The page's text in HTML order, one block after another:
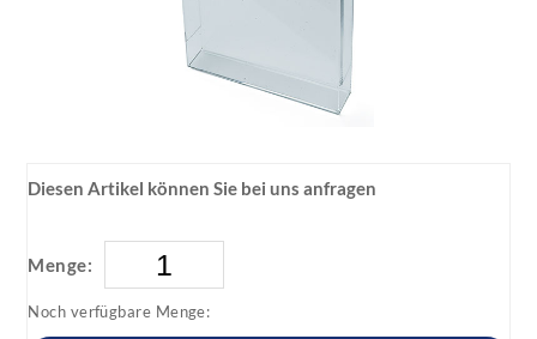
ISOframe wave Prospekthalter
ISOframe wave Prospekthalter
Diesen Artikel können Sie bei uns anfragen
Menge:
Noch verfügbare Menge: